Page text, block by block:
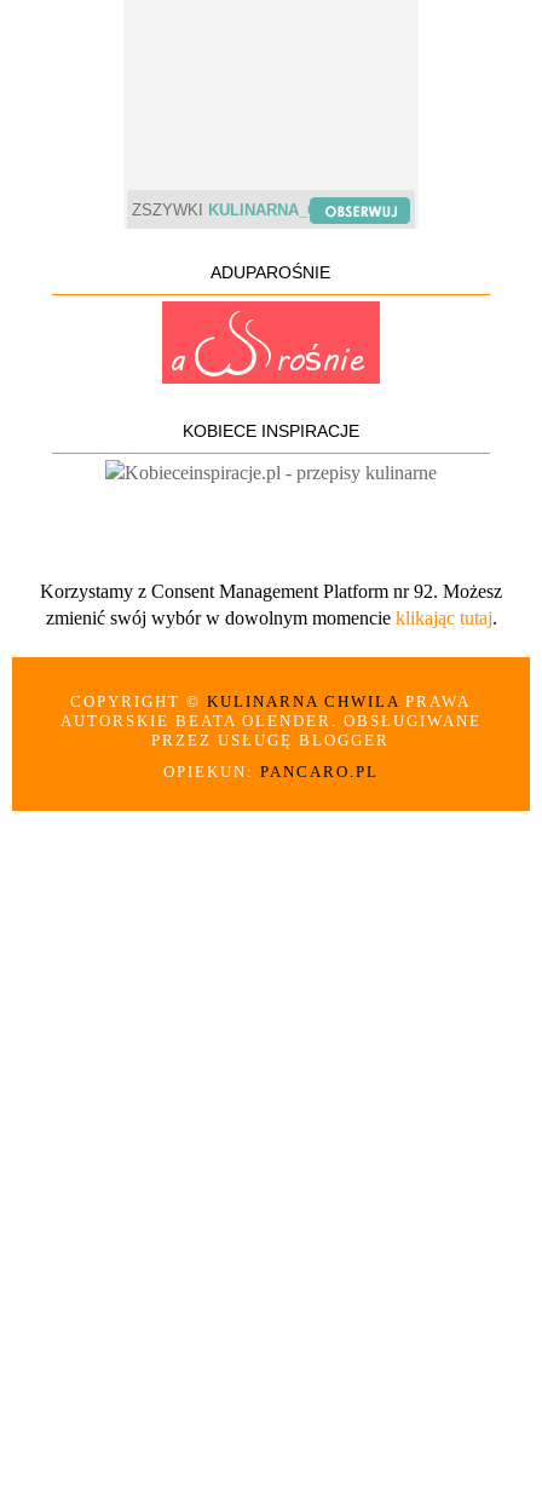
ZSZYWKI KULINARNA_CHWILA
ADUPAROŚNIE
KOBIECE INSPIRACJE
Korzystamy z Consent Management Platform nr 92. Możesz
zmienić swój wybór w dowolnym momencie klikając tutaj.
COPYRIGHT ©KULINARNA CHWILAPRAWA
AUTORSKIE BEATA OLENDER. OBSŁUGIWANE
PRZEZ USŁUGĘ BLOGGER
OPIEKUN: PANCARO.PL